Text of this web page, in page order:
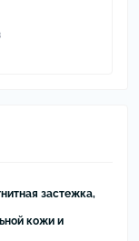
застежка,
кожи и